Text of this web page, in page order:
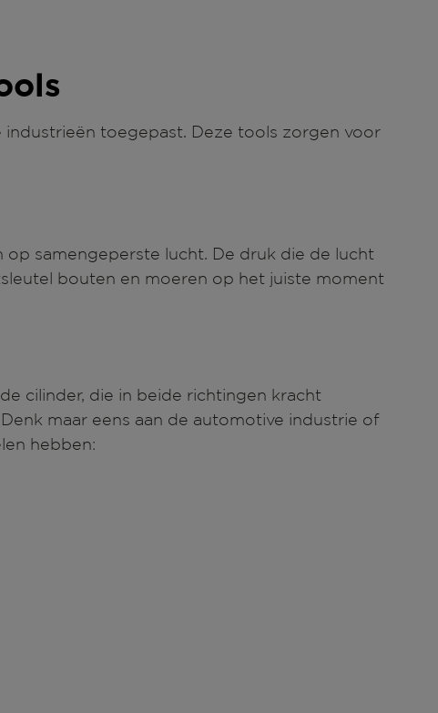
toegepast. Deze tools zorgen voor
samengeperste lucht. De druk die de lucht
bouten en moeren op het juiste moment
cilinder, die in beide richtingen kracht
maar eens aan de automotive industrie of
hebben: